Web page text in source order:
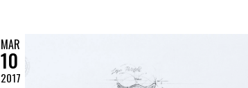
MAR
10
2017